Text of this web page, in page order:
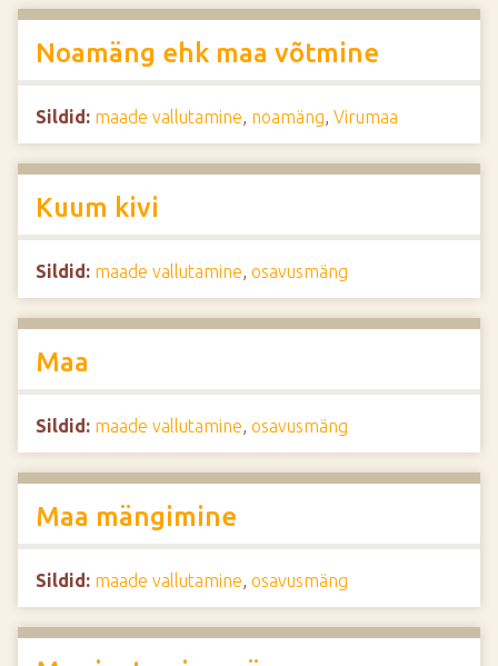
Noamäng ehk maa võtmine
Sildid: maade vallutamine, noamäng, Virumaa
Kuum kivi
Sildid: maade vallutamine, osavusmäng
Maa
Sildid: maade vallutamine, osavusmäng
Maa mängimine
Sildid: maade vallutamine, osavusmäng